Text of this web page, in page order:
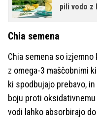
pili vodo z
Chia semena
Chia semena so
z omega-3 maščobnimi
ki spodbujajo prebavo,
boju proti
vodi lahko absorbirajo